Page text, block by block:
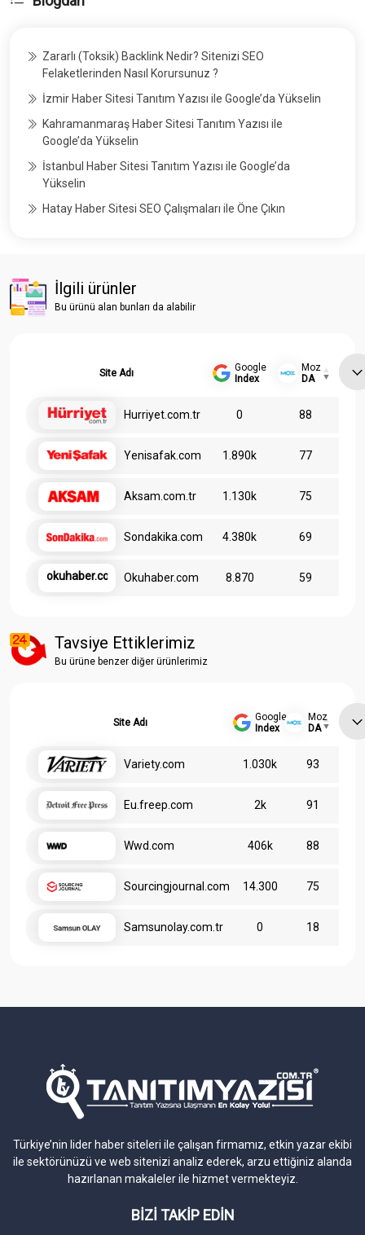
Zararlı (Toksik) Backlink Nedir? Sitenizi SEO
Felaketlerinden Nasıl Korursunuz ?
İzmir Haber Sitesi Tanıtım Yazısı ile Google’da Yükselin
Kahramanmaraş Haber Sitesi Tanıtım Yazısı ile
Google’da Yükselin
İstanbul Haber Sitesi Tanıtım Yazısı ile Google’da
Yükselin
Hatay Haber Sitesi SEO Çalışmaları ile Öne Çıkın
İlgili ürünler
Bu ürünü alan bunları da alabilir
Site Adı
Google
Index
Moz
DA
Hurriyet.com.tr 0 88
Yenisafak.com 1.890k 77
Aksam.com.tr 1.130k 75
Sondakika.com 4.380k 69
okuhaber.com Okuhaber.com 8.870 59
Tavsiye Ettiklerimiz
Bu ürüne benzer diğer ürünlerimiz
Site Adı
Google
Index
Moz
DA
Variety.com 1.030k 93
Eu.freep.com 2k 91
Wwd.com 406k 88
Sourcingjournal.com 14.300 75
Samsunolay.com.tr 0 18
Türkiye’nin lider haber siteleri ile çalışan firmamız, etkin yazar ekibi
ile sektörünüzü ve web sitenizi analiz ederek, arzu ettiğiniz alanda
hazırlanan makaleler ile hizmet vermekteyiz.
BİZİ TAKİP EDİN